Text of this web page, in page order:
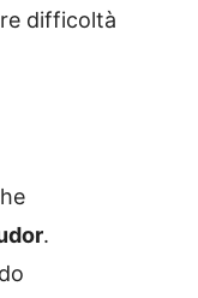
difficoltà
.